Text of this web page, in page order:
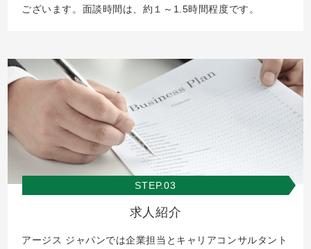
ございます。面談時間は、約１～1.5時間程度です。
STEP.03
求人紹介
アージス ジャパンでは企業担当とキャリアコンサルタント